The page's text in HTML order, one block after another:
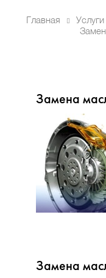
Главная Услуги
Замена
Замена